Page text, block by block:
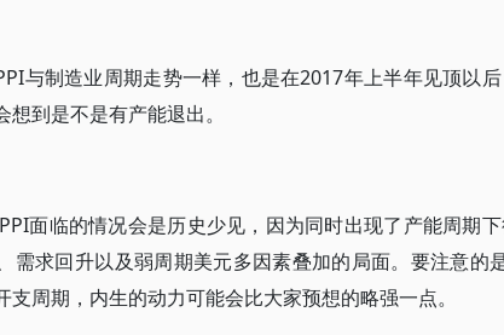
与制造业周期走势一样，也是在2017年上半年见顶以
到是不是有产能退出。
面临的情况会是历史少见，因为同时出现了产能周期
需求回升以及弱周期美元多因素叠加的局面。要注意的
支周期，内生的动力可能会比大家预想的略强一点。